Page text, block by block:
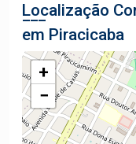
Localização
em Piracicaba
+
−